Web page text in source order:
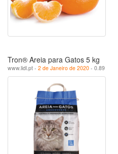
Tron® Areia para Gatos 5 kg
www.lidl.pt - 2 de Janeiro de 2020 - 0.89